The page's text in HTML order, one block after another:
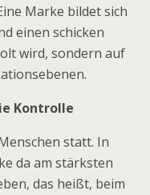
Marke bildet sich
einen schicken
wird, sondern auf
Kontrolle
statt. In
da am stärksten
das heißt, beim